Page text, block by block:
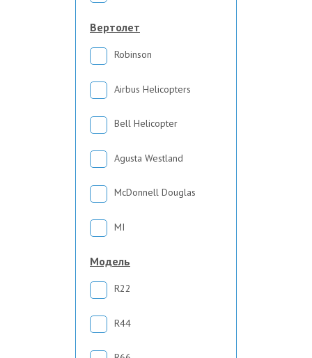
Вертолет
Robinson
Airbus Helicopters
Bell Helicopter
Agusta Westland
McDonnell Douglas
MI
Модель
R22
R44